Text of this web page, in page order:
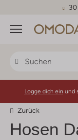
Menü
Logge dich ein und
Zurück
Hosen